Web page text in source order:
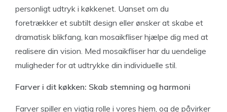
personligt udtryk i køkkenet. Uanset om du
foretrækker et subtilt design eller ønsker at skabe et
dramatisk blikfang, kan mosaikfliser hjælpe dig med at
realisere din vision. Med mosaikfliser har du uendelige
muligheder for at udtrykke din individuelle stil.
Farver i dit køkken: Skab stemning og harmoni
Farver spiller en vigtig rolle i vores hjem, og de påvirker